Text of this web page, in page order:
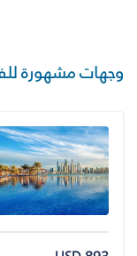
وجهات مشهورة